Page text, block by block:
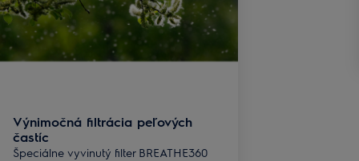
Výnimočná filtrácia peľových
častíc
Špeciálne vyvinutý filter BREATHE360